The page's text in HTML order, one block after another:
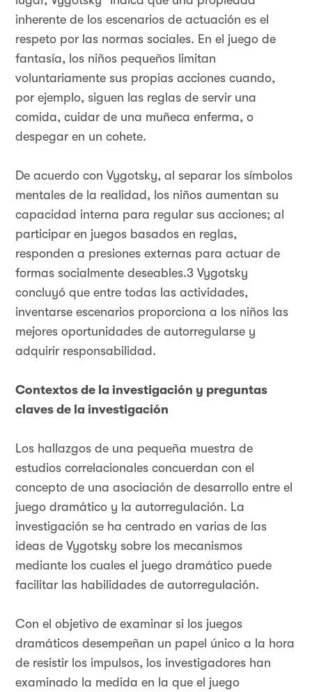
inherente de los escenarios de actuación es el
respeto por las normas sociales. En el juego de
fantasía, los niños pequeños limitan
voluntariamente sus propias acciones cuando,
por ejemplo, siguen las reglas de servir una
comida, cuidar de una muñeca enferma, o
despegar en un cohete.
De acuerdo con Vygotsky, al separar los símbolos
mentales de la realidad, los niños aumentan su
capacidad interna para regular sus acciones; al
participar en juegos basados en reglas,
responden a presiones externas para actuar de
formas socialmente deseables.3 Vygotsky
concluyó que entre todas las actividades,
inventarse escenarios proporciona a los niños las
mejores oportunidades de autorregularse y
adquirir responsabilidad.
Contextos de la investigación y preguntas
claves de la investigación
Los hallazgos de una pequeña muestra de
estudios correlacionales concuerdan con el
concepto de una asociación de desarrollo entre el
juego dramático y la autorregulación. La
investigación se ha centrado en varias de las
ideas de Vygotsky sobre los mecanismos
mediante los cuales el juego dramático puede
facilitar las habilidades de autorregulación.
Con el objetivo de examinar si los juegos
dramáticos desempeñan un papel único a la hora
de resistir los impulsos, los investigadores han
examinado la medida en la que el juego